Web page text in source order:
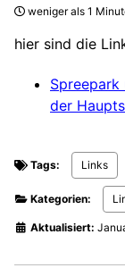
weniger als 1
hier sind die
Spreepark
der
Tags: Links
Kategorien:
Aktualisiert: